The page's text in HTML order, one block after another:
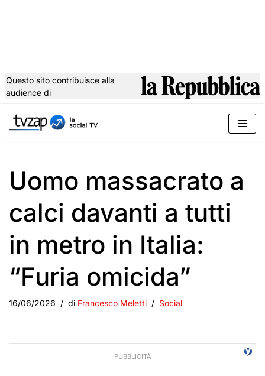
al
Questo sito contribuisce alla
audience di
Uomo massacrato a
calci davanti a tutti
in metro in Italia:
“Furia omicida”
16/06/2026 di Francesco Meletti Social